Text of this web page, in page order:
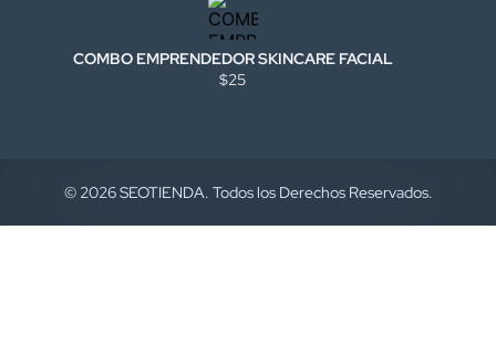
COMBO EMPRENDEDOR SKINCARE FACIAL
$25
© 2026 SEOTIENDA. Todos los Derechos Reservados.